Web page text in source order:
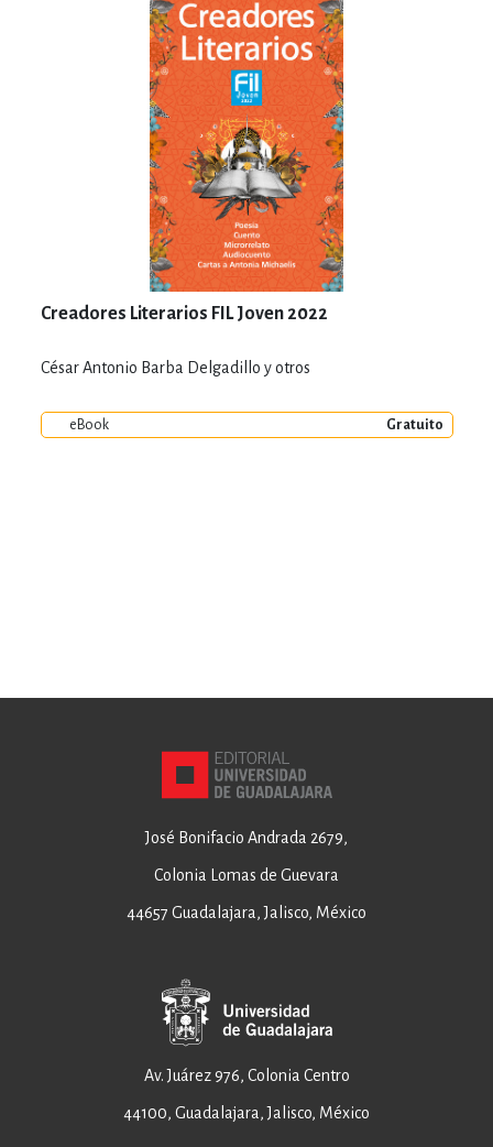
Creadores Literarios FIL Joven 2022
César Antonio Barba Delgadillo y otros
eBook Gratuito
José Bonifacio Andrada 2679,
Colonia Lomas de Guevara
44657 Guadalajara, Jalisco, México
Av. Juárez 976, Colonia Centro
44100, Guadalajara, Jalisco, México